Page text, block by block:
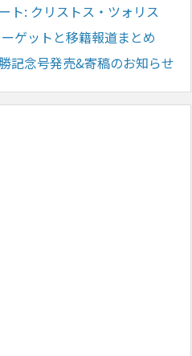
ト: クリストス・ツォリス
ゲットと移籍報道まとめ
記念号発売&寄稿のお知らせ